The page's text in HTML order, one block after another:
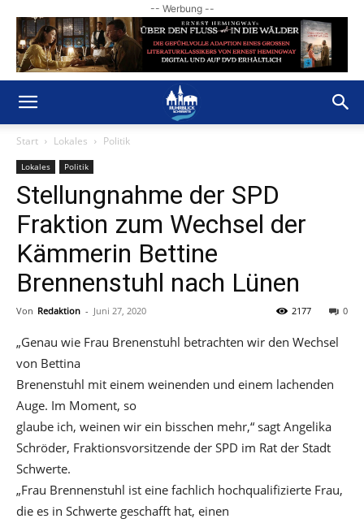
-- Werbung --
Start Lokales Politik
Lokales Politik
Stellungnahme der SPD
Fraktion zum Wechsel der
Kämmerin Bettine
Brennenstuhl nach Lünen
Von Redaktion - Juni 27, 2020 0
2177
„Genau wie Frau Brenenstuhl betrachten wir den Wechsel
von Bettina
Brenenstuhl mit einem weinenden und einem lachenden
Auge. Im Moment, so
glaube ich, weinen wir ein bisschen mehr,“ sagt Angelika
Schröder, Fraktionsvorsitzende der SPD im Rat der Stadt
Schwerte.
„Frau Brennenstuhl ist eine fachlich hochqualifizierte Frau,
die es in Schwerte geschafft hat, einen